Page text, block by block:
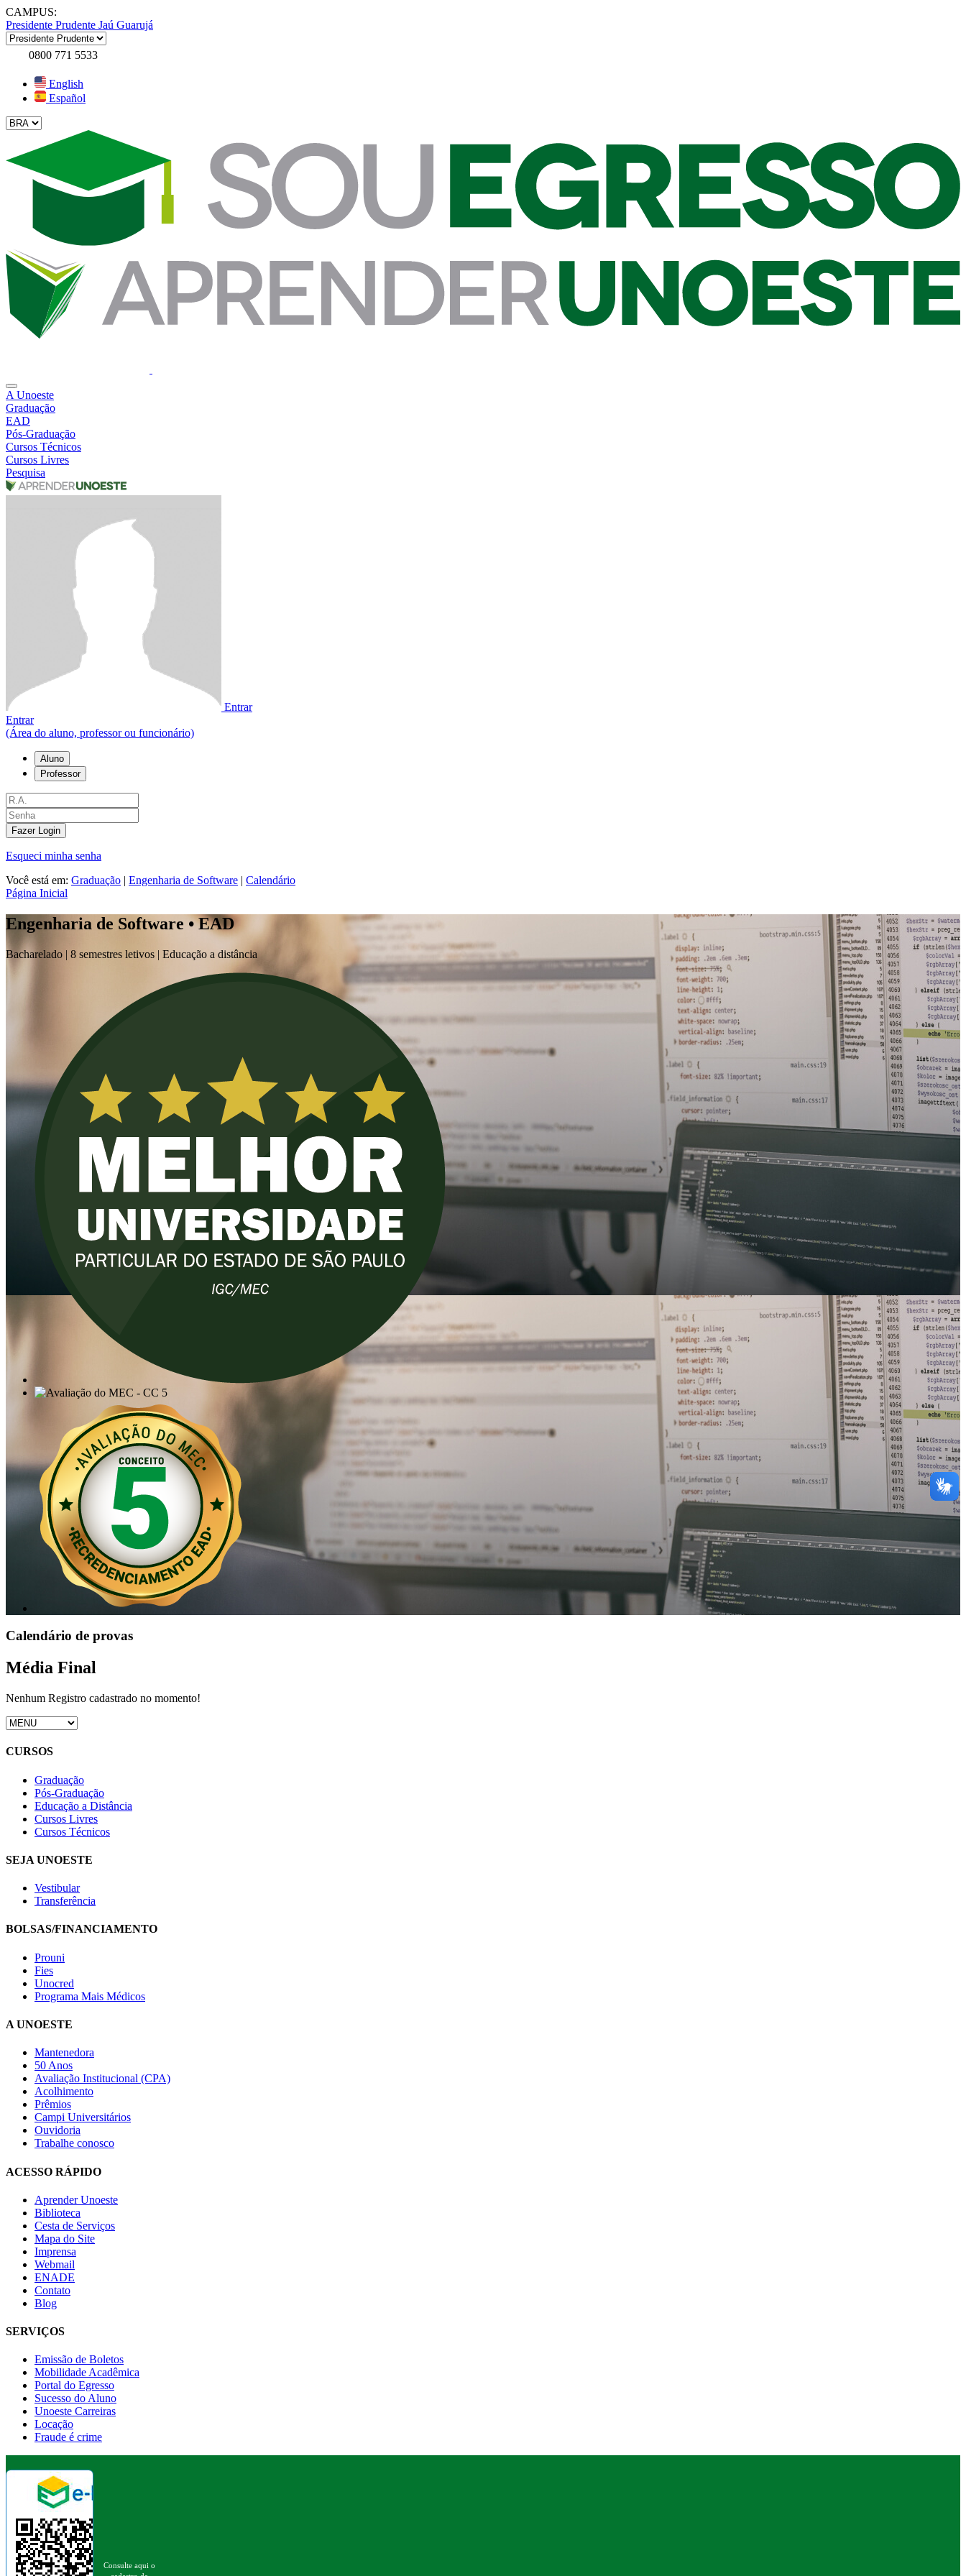
CAMPUS:
Presidente Prudente Jaú Guarujá
0800 771 5533
English
Español
A Unoeste
Graduação
EAD
Pós-Graduação
Cursos Técnicos
Cursos Livres
Pesquisa
Entrar
Entrar
(Área do aluno, professor ou funcionário)
Aluno
Professor
Fazer Login
Esqueci minha senha
Você está em: Graduação | Engenharia de Software | Calendário
Página Inicial
Engenharia de Software • EAD
Bacharelado | 8 semestres letivos | Educação a distância
Calendário de provas
Média Final
Nenhum Registro cadastrado no momento!
CURSOS
Graduação
Pós-Graduação
Educação a Distância
Cursos Livres
Cursos Técnicos
SEJA UNOESTE
Vestibular
Transferência
BOLSAS/FINANCIAMENTO
Prouni
Fies
Unocred
Programa Mais Médicos
A UNOESTE
Mantenedora
50 Anos
Avaliação Institucional (CPA)
Acolhimento
Prêmios
Campi Universitários
Ouvidoria
Trabalhe conosco
ACESSO RÁPIDO
Aprender Unoeste
Biblioteca
Cesta de Serviços
Mapa do Site
Imprensa
Webmail
ENADE
Contato
Blog
SERVIÇOS
Emissão de Boletos
Mobilidade Acadêmica
Portal do Egresso
Sucesso do Aluno
Unoeste Carreiras
Locação
Fraude é crime
Consulte aqui o